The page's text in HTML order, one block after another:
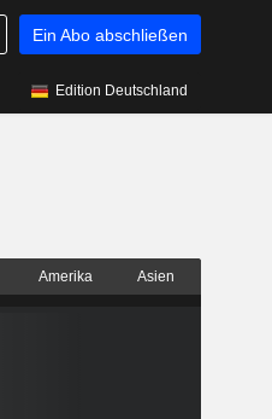
Ein Abo abschließen
Edition Deutschland
Amerika Asien